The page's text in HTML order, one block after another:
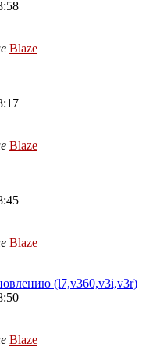
Blaze
Blaze
Blaze
(l7,v360,v3i,v3r)
Blaze